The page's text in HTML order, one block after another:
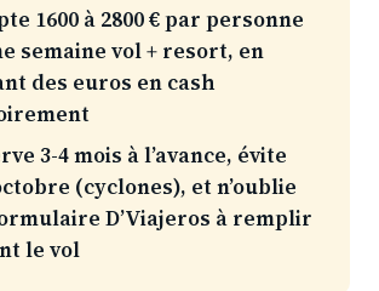
1600 à 2800 € par personne
semaine vol + resort, en
des euros en cash
3-4 mois à l’avance, évite
(cyclones), et n’oublie
D’Viajeros à remplir
le vol